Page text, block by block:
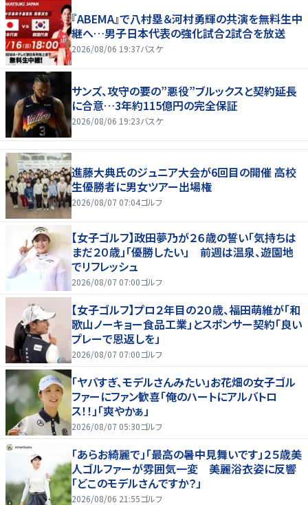
『ABEMA』で八村塁＆河村勇輝の共演を無料生中
継へ…男子日本代表の強化試合2試合を放送
2026/08/06 19:37バスケ
サンズ、攻守の要の”悪役”ブルックスと契約延長
に合意…3年約115億円の完全保証
2026/08/06 19:23バスケ
進藤大典氏のジュニア大会が6回目の開催 高校
生優勝者に男女ツアー出場権
2026/08/07 07:04ゴルフ
【女子ゴルフ】政田夢乃が２６歳の誓い「気持ちは
まだ２０歳」「優勝したい」 前週は温泉、遊園地
でリフレッシュ
2026/08/07 07:00ゴルフ
【女子ゴルフ】プロ２年目の２０歳、福田萌維が「和
歌山ノーキョー食品工業」とスポンサー契約「良い
プレーで恩返しを」
2026/08/07 07:00ゴルフ
「ヤバすぎ、モデルさんみたい」お花畑の女子ゴル
ファーにファン歓喜「俺のハートにアルバトロ
ス！！」「爽やかぁ」
2026/08/07 05:30ゴルフ
「あらお綺麗で」「最高の暑中見舞いです」２５歳美
人ゴルファーが雰囲気一変 美麗浴衣姿に反響
「どこのモデルさんですか？」
2026/08/06 21:55ゴルフ